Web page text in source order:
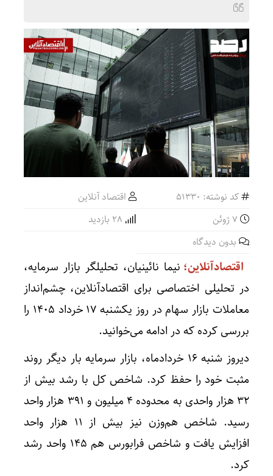
کد نوشته: 51330
اقتصاد آنلاین
بدون دیدگاه
اقتصادآنلاین؛ نیما نائینیان، تحلیلگر بازار سرمایه،
در تحلیلی اختصاصی برای اقتصادآنلاین، چشم‌انداز
معاملات بازار سهام در روز یکشنبه ۱۷ خرداد ۱۴۰۵ را
بررسی کرده که در ادامه می‌خوانید.
دیروز شنبه ۱۶ خردادماه، بازار سرمایه بار دیگر روند
مثبت خود را حفظ کرد. شاخص کل با رشد بیش از
۳۲ هزار واحدی به محدوده ۴ میلیون و ۳۹۱ هزار واحد
رسید. شاخص هم‌وزن نیز بیش از ۱۱ هزار واحد
افزایش یافت و شاخص فرابورس هم ۱۴۵ واحد رشد
کرد.